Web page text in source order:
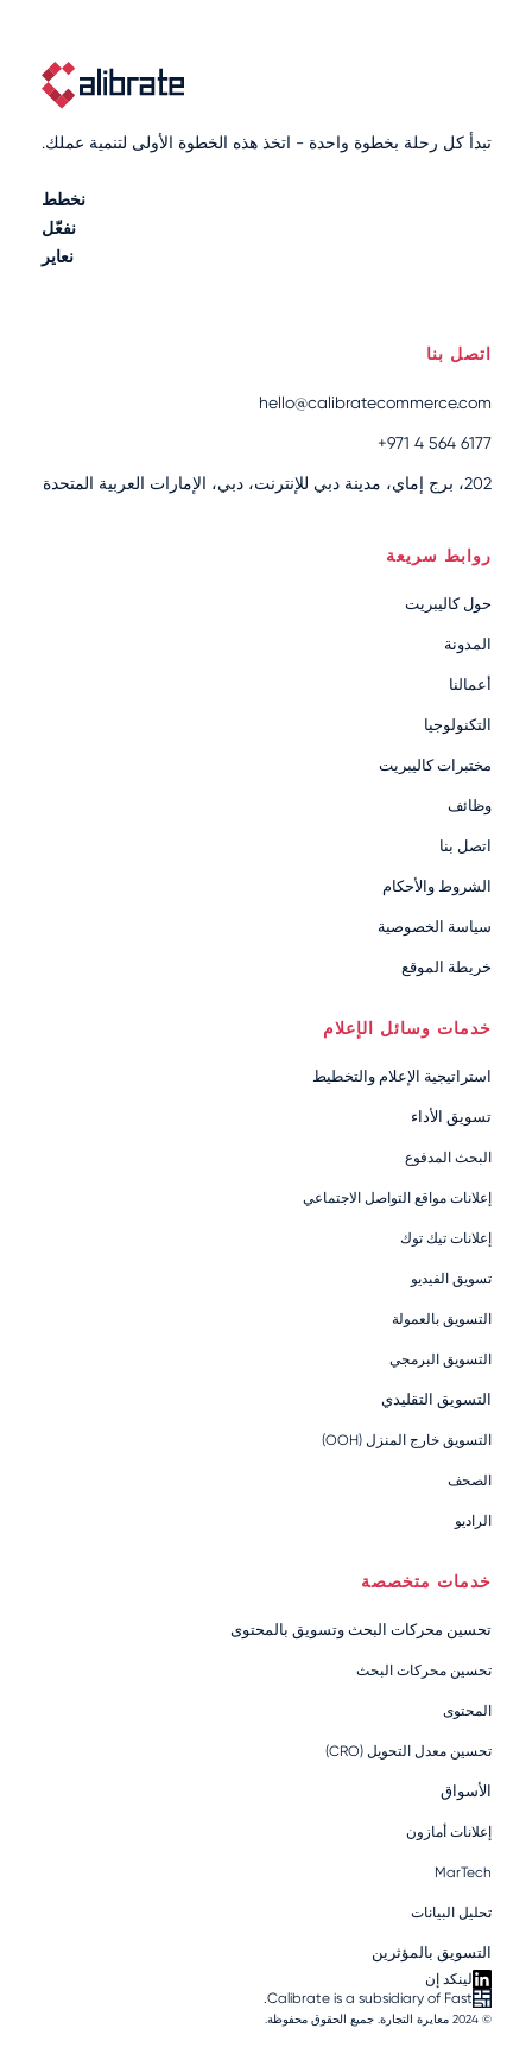
تبدأ كل رحلة بخطوة واحدة - اتخذ هذه الخطوة الأولى لتنمية عملك.
نخطط
نفعّل
نعاير
اتصل بنا
hello@calibratecommerce.com
+971 4 564 6177
202، برج إماي، مدينة دبي للإنترنت، دبي، الإمارات العربية المتحدة
روابط سريعة
حول كاليبريت
المدونة
أعمالنا
التكنولوجيا
مختبرات كاليبريت
وظائف
اتصل بنا
الشروط والأحكام
سياسة الخصوصية
خريطة الموقع
خدمات وسائل الإعلام
استراتيجية الإعلام والتخطيط
تسويق الأداء
البحث المدفوع
إعلانات مواقع التواصل الاجتماعي
إعلانات تيك توك
تسويق الفيديو
التسويق بالعمولة
التسويق البرمجي
التسويق التقليدي
التسويق خارج المنزل (OOH)
الصحف
الراديو
خدمات متخصصة
تحسين محركات البحث وتسويق بالمحتوى
تحسين محركات البحث
المحتوى
تحسين معدل التحويل (CRO)
الأسواق
إعلانات أمازون
MarTech
تحليل البيانات
التسويق بالمؤثرين
Calibrate is a subsidiary of Fast.
© 2024 معايرة التجارة. جميع الحقوق محفوظة.
لينكد إن